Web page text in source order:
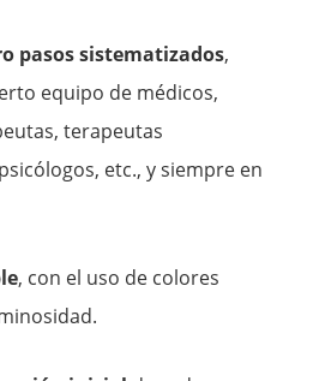
pasos sistematizados,
equipo de médicos,
terapeutas
etc., y siempre en
, con el uso de colores